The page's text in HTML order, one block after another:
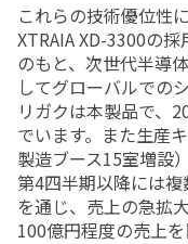
これらの技術優位性
XTRAIA XD-3300の
のもと、次世代半導
してグローバルでの
リガクは本製品で、
でいます。また生産
製造ブース15室増設
第4四半期以降には
を通じ、売上の急拡
100億円程度の売上を